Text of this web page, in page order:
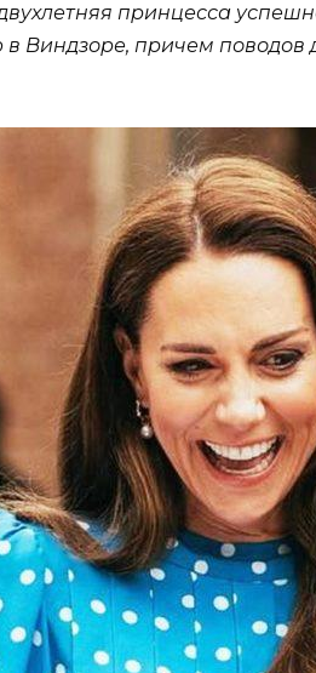
принцесса
Виндзоре, причем